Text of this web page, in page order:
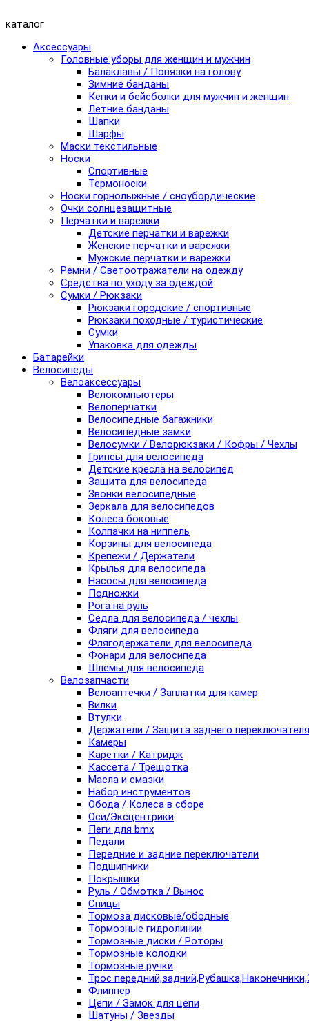
каталог
Аксессуары
Головные уборы для женщин и мужчин
Балаклавы / Повязки на голову
Зимние банданы
Кепки и бейсболки для мужчин и женщин
Летние банданы
Шапки
Шарфы
Маски текстильные
Носки
Спортивные
Термоноски
Носки горнолыжные / сноубордические
Очки солнцезащитные
Перчатки и варежки
Детские перчатки и варежки
Женские перчатки и варежки
Мужские перчатки и варежки
Ремни / Светоотражатели на одежду
Средства по уходу за одеждой
Сумки / Рюкзаки
Рюкзаки городские / спортивные
Рюкзаки походные / туристические
Сумки
Упаковка для одежды
Батарейки
Велосипеды
Велоаксессуары
Велокомпьютеры
Велоперчатки
Велосипедные багажники
Велосипедные замки
Велосумки / Велорюкзаки / Кофры / Чехлы
Грипсы для велосипеда
Детские кресла на велосипед
Защита для велосипеда
Звонки велосипедные
Зеркала для велосипедов
Колеса боковые
Колпачки на ниппель
Корзины для велосипеда
Крепежи / Держатели
Крылья для велосипеда
Насосы для велосипеда
Подножки
Рога на руль
Седла для велосипеда / чехлы
Фляги для велосипеда
Флягодержатели для велосипеда
Фонари для велосипеда
Шлемы для велосипеда
Велозапчасти
Велоаптечки / Заплатки для камер
Вилки
Втулки
Держатели / Защита заднего переключателя
Камеры
Каретки / Катридж
Кассета / Трещотка
Масла и смазки
Набор инструментов
Обода / Колеса в сборе
Оси/Эксцентрики
Пеги для bmx
Педали
Передние и задние переключатели
Подшипники
Покрышки
Руль / Обмотка / Вынос
Спицы
Тормоза дисковые/ободные
Тормозные гидролинии
Тормозные диски / Роторы
Тормозные колодки
Тормозные ручки
Трос
Флиппер
Цепи / Замок для цепи
Шатуны / Звезды